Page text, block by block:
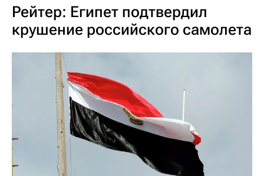
Рейтер: Египет подтвердил
крушение российского самолета